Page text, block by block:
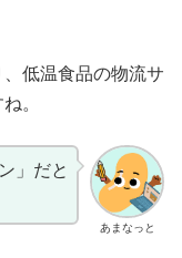
、低温食品の物流サ
。
あまなっと
」だと